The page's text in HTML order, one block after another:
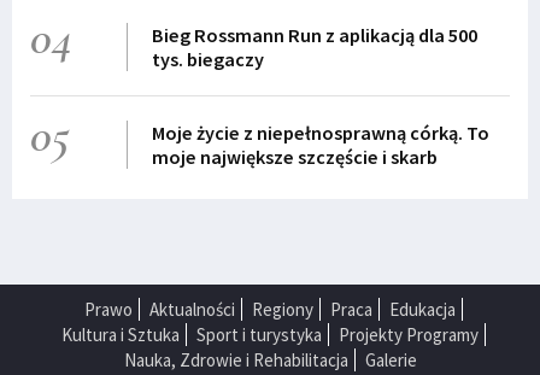
04
Bieg Rossmann Run z aplikacją dla 500
tys. biegaczy
05
Moje życie z niepełnosprawną córką. To
moje największe szczęście i skarb
Prawo Aktualności Regiony Praca
Edukacja
Kultura i Sztuka
Sport i turystyka
Projekty Programy
Nauka, Zdrowie i Rehabilitacja
Galerie